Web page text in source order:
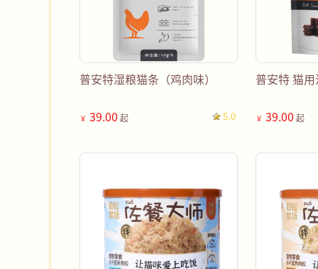
普安特湿粮猫条（鸡肉味）
￥ 39.00 起 5.0
普安特 猫
￥ 39.00 起